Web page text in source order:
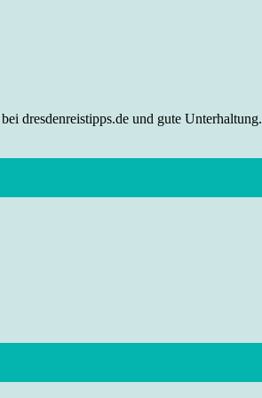
dresdenreistipps.de und gute Unterhaltung.